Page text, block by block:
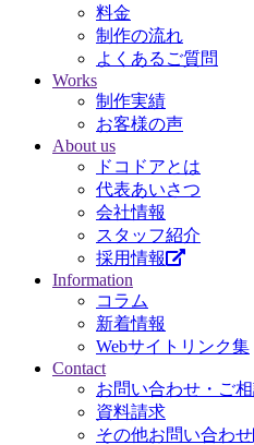
料金
制作の流れ
よくあるご質問
Works
制作実績
お客様の声
About us
ドコドアとは
代表あいさつ
会社情報
スタッフ紹介
採用情報
Information
コラム
新着情報
Webサイトリンク集
Contact
お問い合わせ・ご
資料請求
その他お問い合わせ